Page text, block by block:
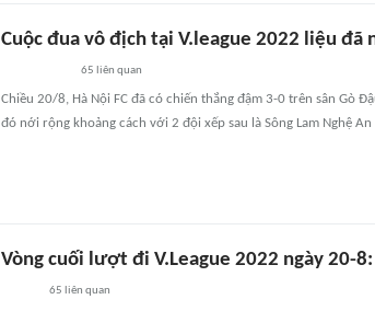
Cuộc đua vô địch tại V.league 2022 liệu đã
65 liên quan
Chiều 20/8, Hà Nội FC đã có chiến thắng đậm 3-0 trên sân Gò
đó nới rộng khoảng cách với 2 đội xếp sau là Sông Lam Nghệ
Vòng cuối lượt đi V.League 2022 ngày 20-
65 liên quan